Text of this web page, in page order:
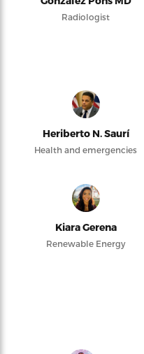
Radiologist
Heriberto N. Saurí
Health and emergencies
Kiara Gerena
Renewable Energy